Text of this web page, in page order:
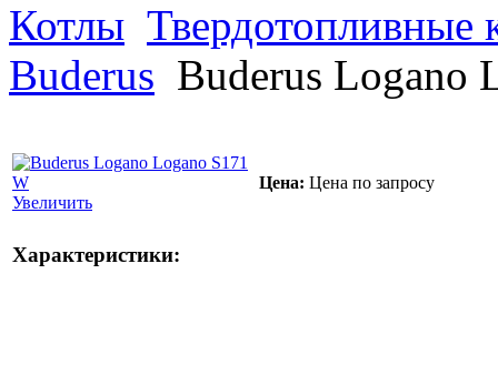
Котлы Твердотопливные
Buderus Buderus Logano
Увеличить
Цена: Цена по запросу
Характеристики: